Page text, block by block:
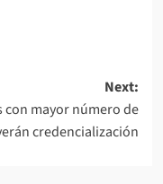
Next:
mayor número de
credencialización